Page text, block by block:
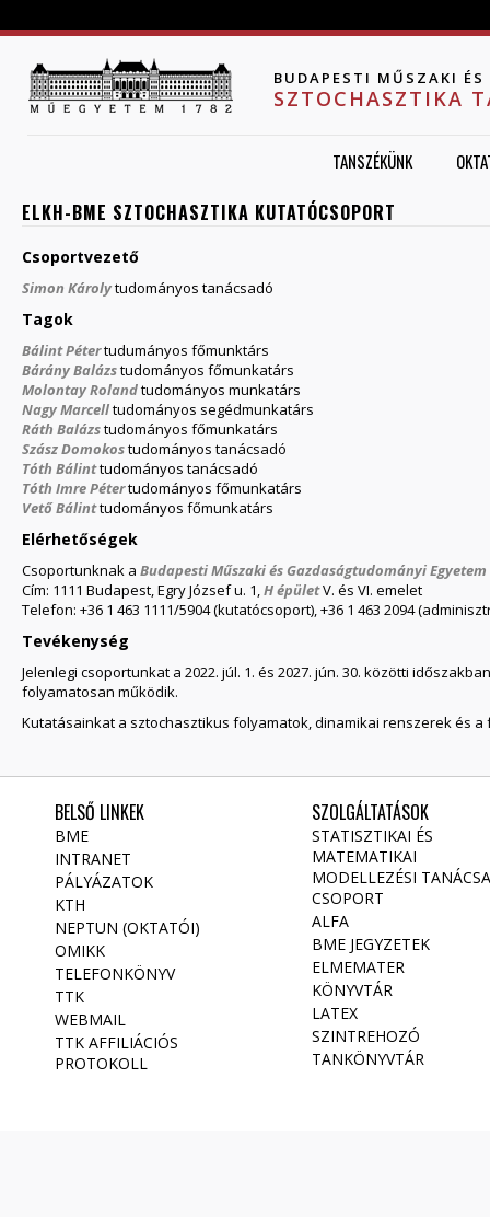
BUDAPESTI MŰSZAKI
SZTOCHASZTIKA
TANSZÉKÜNK
ELKH-BME SZTOCHASZTIKA KUTATÓCSOPORT
Csoportvezető
Simon Károlytudományos tanácsadó
Tagok
Bálint Pétertudumányos főmunktárs
Bárány Balázstudományos főmunkatárs
Molontay Rolandtudományos munkatárs
Nagy Marcelltudományos segédmunkatárs
Ráth Balázstudományos főmunkatárs
Szász Domokostudományos tanácsadó
Tóth Bálinttudományos tanácsadó
Tóth Imre Pétertudományos főmunkatárs
Vető Bálinttudományos főmunkatárs
Elérhetőségek
Csoportunknak a Budapesti Műszaki és Gazdaságtudományi Egyetem
Cím: 1111 Budapest, Egry József u. 1,H épületV. és VI. emelet
Telefon: +36 1 463 1111/5904 (kutatócsoport), +36 1 463 2094
Tevékenység
Jelenlegi csoportunkat a 2022. júl. 1. és 2027. jún. 30. közötti
folyamatosan működik.
Kutatásainkat a sztochasztikus folyamatok, dinamikai renszerek és
BELSŐ LINKEK
BME
INTRANET
PÁLYÁZATOK
KTH
NEPTUN (OKTATÓI)
OMIKK
TELEFONKÖNYV
TTK
WEBMAIL
TTK AFFILIÁCIÓS
PROTOKOLL
SZOLGÁLTATÁSOK
STATISZTIKAI ÉS
MATEMATIKAI
MODELLEZÉSI
CSOPORT
ALFA
BME JEGYZETEK
ELMEMATER
KÖNYVTÁR
LATEX
SZINTREHOZÓ
TANKÖNYVTÁR